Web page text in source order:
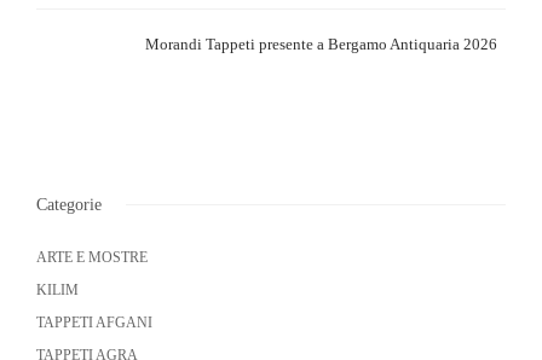
Morandi Tappeti presente a Bergamo Antiquaria 2026
Categorie
ARTE E MOSTRE
KILIM
TAPPETI AFGANI
TAPPETI AGRA